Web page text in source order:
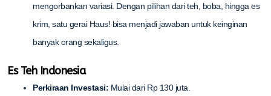
mengorbankan variasi. Dengan pilihan dari teh, boba, hingga es
krim, satu gerai Haus! bisa menjadi jawaban untuk keinginan
banyak orang sekaligus.
Es Teh Indonesia
Perkiraan Investasi: Mulai dari Rp 130 juta.